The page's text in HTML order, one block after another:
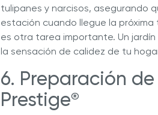
tulipanes y narcisos, asegurando
estación cuando llegue la
es otra tarea importante. Un
la sensación de calidez de tu
6. Preparación
Prestige®